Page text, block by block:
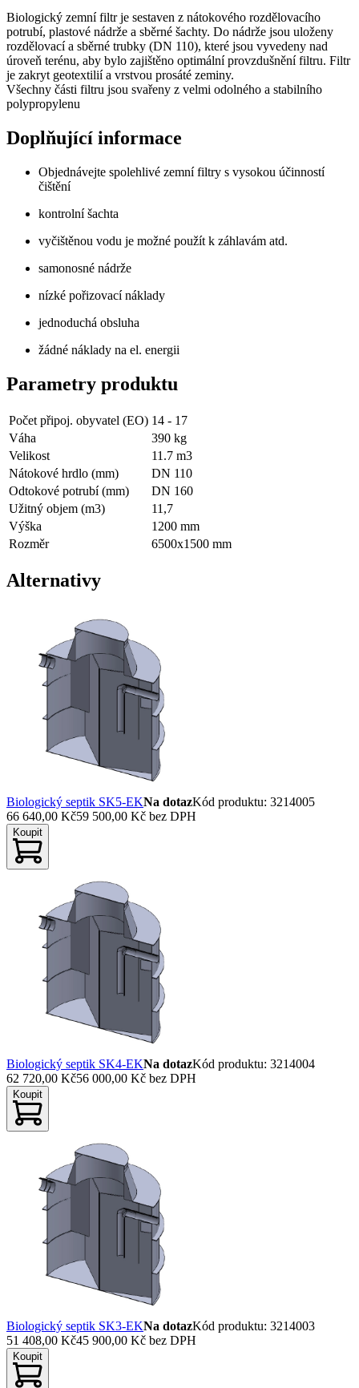
Biologický zemní filtr je sestaven z nátokového rozdělovacího
potrubí, plastové nádrže a sběrné šachty. Do nádrže jsou uloženy
rozdělovací a sběrné trubky (DN 110), které jsou vyvedeny nad
úroveň terénu, aby bylo zajištěno optimální provzdušnění filtru. Filtr
je zakryt geotextilií a vrstvou prosáté zeminy.
Všechny části filtru jsou svařeny z velmi odolného a stabilního
polypropylenu
Doplňující informace
Objednávejte spolehlivé zemní filtry s vysokou účinností
čištění
kontrolní šachta
vyčištěnou vodu je možné použít k záhlavám atd.
samonosné nádrže
nízké pořizovací náklady
jednoduchá obsluha
žádné náklady na el. energii
Parametry produktu
Počet připoj. obyvatel (EO) 14 - 17
Váha
390 kg
Velikost
11.7 m3
Nátokové hrdlo (mm)
DN 110
Odtokové potrubí (mm)
DN 160
Užitný objem (m3)
11,7
Výška
1200 mm
Rozměr
6500x1500 mm
Alternativy
Biologický septik SK5-EKNa dotazKód produktu: 3214005
66 640,00 Kč59 500,00 Kč bez DPH
Koupit
Biologický septik SK4-EKNa dotazKód produktu: 3214004
62 720,00 Kč56 000,00 Kč bez DPH
Koupit
Biologický septik SK3-EKNa dotazKód produktu: 3214003
51 408,00 Kč45 900,00 Kč bez DPH
Koupit